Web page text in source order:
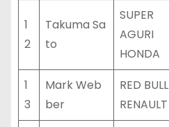
1
2
Takuma Sa
to
SUPER
AGURI
HONDA
1
3
Mark Web
ber
RED BULL
RENAULT